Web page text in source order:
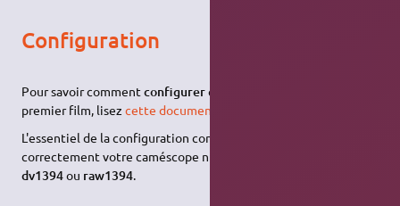
Configuration
Pour savoir commentconfigureret
premier film, lisezcette documentation
L'essentiel de la configuration consiste à faire reconnaître
correctement votre caméscope numérique DV
dv1394ou raw1394.